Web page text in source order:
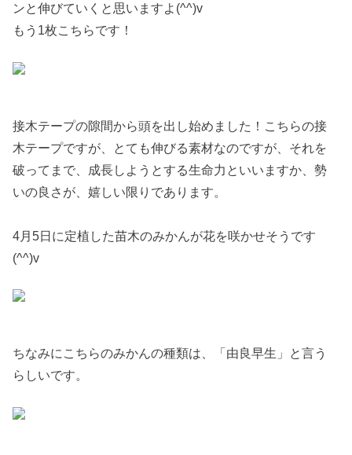
ンと伸びていくと思いますよ(^^)v
もう1枚こちらです！
接木テープの隙間から頭を出し始めました！こちらの接
木テープですが、とても伸びる素材なのですが、それを
破ってまで、成長しようとする生命力といいますか、勢
いの良さが、嬉しい限りであります。
4月5日に定植した苗木のみかんが花を咲かせそうです
(^^)v
ちなみにこちらのみかんの種類は、「由良早生」と言う
らしいです。